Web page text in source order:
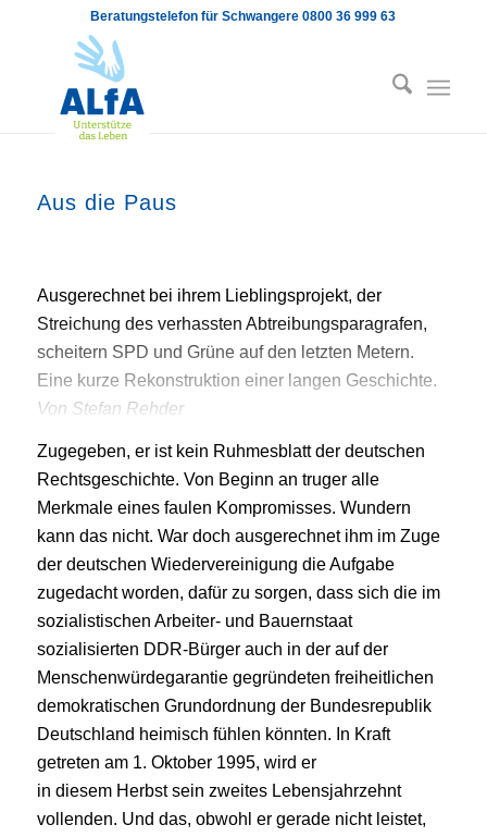
Beratungstelefon für Schwangere 0800 36 999 63
Aus die Paus
Ausgerechnet bei ihrem Lieblingsprojekt, der
Streichung des verhassten Abtreibungsparagrafen,
scheitern SPD und Grüne auf den letzten Metern.
Eine kurze Rekonstruktion einer langen Geschichte.
Von Stefan Rehder
Zugegeben, er ist kein Ruhmesblatt der deutschen
Rechtsgeschichte. Von Beginn an truger alle
Merkmale eines faulen Kompromisses. Wundern
kann das nicht. War doch ausgerechnet ihm im Zuge
der deutschen Wiedervereinigung die Aufgabe
zugedacht worden, dafür zu sorgen, dass sich die im
sozialistischen Arbeiter- und Bauernstaat
sozialisierten DDR-Bürger auch in der auf der
Menschenwürdegarantie gegründeten freiheitlichen
demokratischen Grundordnung der Bundesrepublik
Deutschland heimisch fühlen könnten. In Kraft
getreten am 1. Oktober 1995, wird er
in diesem Herbst sein zweites Lebensjahrzehnt
vollenden. Und das, obwohl er gerade nicht leistet,